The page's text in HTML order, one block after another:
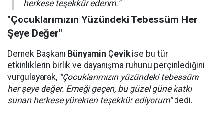
herkese teşekkür ederim."
"Çocuklarımızın Yüzündeki Tebessüm Her
Şeye Değer"
Dernek Başkanı Bünyamin Çevikise bu tür
etkinliklerin birlik ve dayanışma ruhunu perçinlediğini
vurgulayarak, "Çocuklarımızın yüzündeki tebessüm
her şeye değer. Emeği geçen, bu güzel güne katkı
sunan herkese yürekten teşekkür ediyorum"dedi.